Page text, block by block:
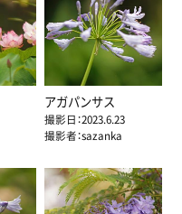
アガパンサス
撮影日：2023.6.23
撮影者：sazanka